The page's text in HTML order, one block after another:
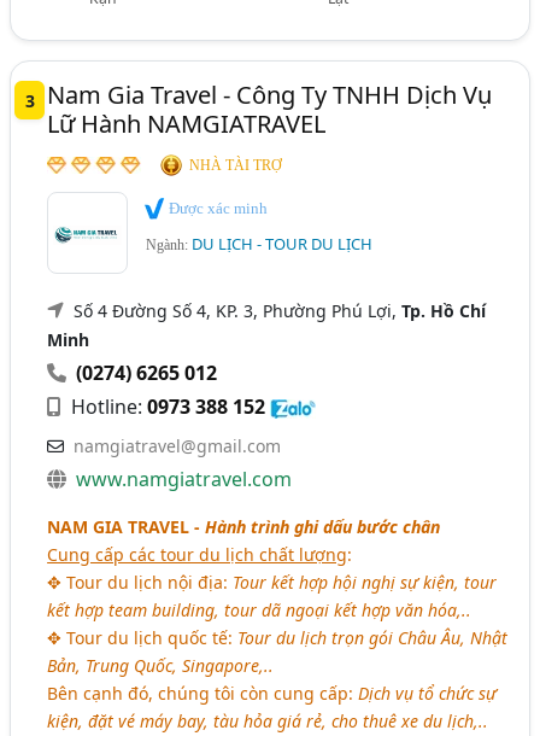
3
Nam Gia Travel - Công Ty TNHH Dịch Vụ
Lữ Hành NAMGIATRAVEL
NHÀ TÀI TRỢ
Được xác minh
Ngành: DU LỊCH - TOUR DU LỊCH
Số 4 Đường Số 4, KP. 3, Phường Phú Lợi,Tp. Hồ Chí
Minh
(0274) 6265 012
Hotline:0973 388 152
namgiatravel@gmail.com
www.namgiatravel.com
NAM GIA TRAVEL -Hành trình ghi dấu bước chân
Cung cấp các tour du lịch chất lượng:
✥ Tour du lịch nội địa: Tour kết hợp hội nghị sự kiện, tour
kết hợp team building, tour dã ngoại kết hợp văn hóa,..
✥ Tour du lịch quốc tế: Tour du lịch trọn gói Châu Âu, Nhật
Bản, Trung Quốc, Singapore,..
Bên cạnh đó, chúng tôi còn cung cấp:Dịch vụ tổ chức sự
kiện, đặt vé máy bay, tàu hỏa giá rẻ, cho thuê xe du lịch,..